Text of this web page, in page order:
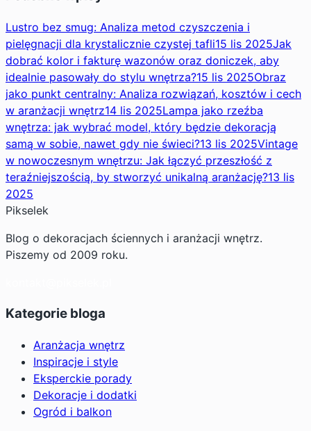
Lustro bez smug: Analiza metod czyszczenia i
pielęgnacji dla krystalicznie czystej tafli15 lis 2025Jak
dobrać kolor i fakturę wazonów oraz doniczek, aby
idealnie pasowały do stylu wnętrza?15 lis 2025Obraz
jako punkt centralny: Analiza rozwiązań, kosztów i cech
w aranżacji wnętrz14 lis 2025Lampa jako rzeźba
wnętrza: jak wybrać model, który będzie dekoracją
samą w sobie, nawet gdy nie świeci?13 lis 2025Vintage
w nowoczesnym wnętrzu: Jak łączyć przeszłość z
teraźniejszością, by stworzyć unikalną aranżację?13 lis
2025
Pikselek
Blog o dekoracjach ściennych i aranżacji wnętrz.
Piszemy od 2009 roku.
Kategorie bloga
Aranżacja wnętrz
Inspiracje i style
Eksperckie porady
Dekoracje i dodatki
Ogród i balkon